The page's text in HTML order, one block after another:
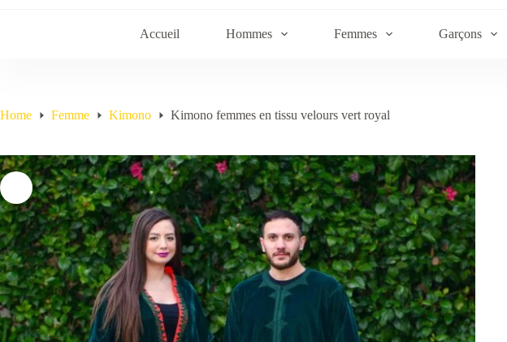
Accueil Hommes Femmes Garçons
Home Femme Kimono Kimono femmes en tissu velours vert royal